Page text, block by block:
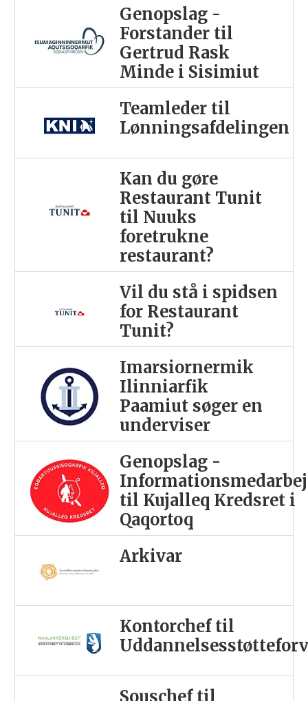
Genopslag -
Forstander til
Gertrud Rask
Minde i Sisimiut
Teamleder til
Lønningsafdelingen
Kan du gøre
Restaurant Tunit
til Nuuks
foretrukne
restaurant?
Vil du stå i spidsen
for Restaurant
Tunit?
Imarsiornermik
Ilinniarfik
Paamiut søger en
underviser
Genopslag -
til Kujalleq Kredsret i
Qaqortoq
Arkivar
Kontorchef til
Souschef til